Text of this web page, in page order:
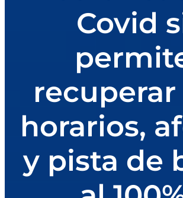
Covid
recuperar
horarios,
y pista de